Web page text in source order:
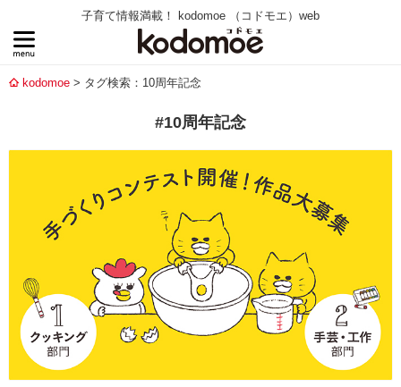
子育て情報満載！ kodomoe （コドモエ）web
kodomoe タグ検索：10周年記念
#10周年記念